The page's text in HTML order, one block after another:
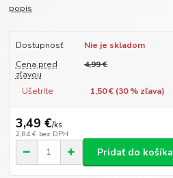
popis
Dostupnosť
Nie je skladom
Cena pred
zľavou
4,99 €
Ušetríte 1,50 € (30% zľava)
3,49 €/ks
2,84 € bez DPH
Pridať do košíka